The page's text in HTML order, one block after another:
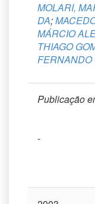
MOLARI,
DA;
MÁRCIO
THIAGO
FERNANDO
Publicação
-